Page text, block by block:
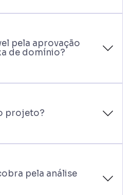
pela aprovação
de domínio?
projeto?
pela análise